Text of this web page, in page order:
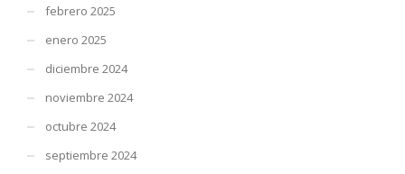
febrero 2025
enero 2025
diciembre 2024
noviembre 2024
octubre 2024
septiembre 2024